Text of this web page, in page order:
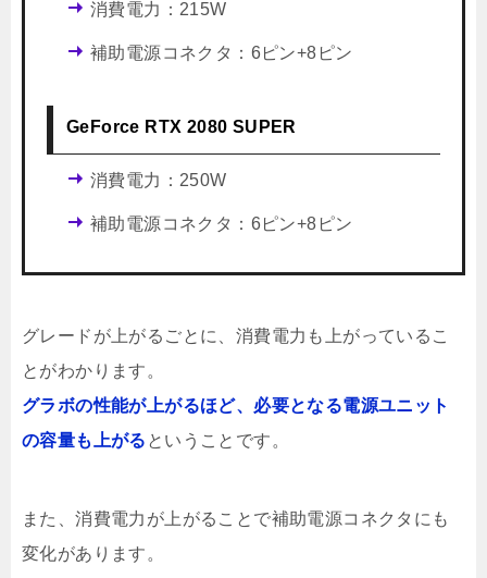
消費電力：215W
補助電源コネクタ：6ピン+8ピン
GeForce RTX 2080 SUPER
消費電力：250W
補助電源コネクタ：6ピン+8ピン
グレードが上がるごとに、消費電力も上がっているこ
とがわかります。
グラボの性能が上がるほど、必要となる電源ユニット
の容量も上がる ということです。
また、消費電力が上がることで補助電源コネクタにも
変化があります。